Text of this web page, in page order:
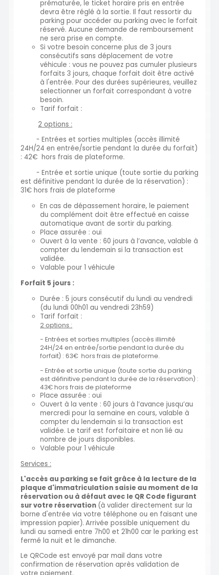
prématurée, le ticket horaire pris en entrée
devra être réglé à la sortie. Il faut ressortir du
parking pour accéder au parking avec le forfait
réservé. Aucune demande de remboursement
ne sera prise en compte.
Si votre besoin concerne plus de 3 jours
consécutifs sans déplacement de votre
véhicule : vous ne pouvez pas cumuler plusieurs
forfaits 3 jours, chaque forfait doit être activé
à l'entrée. Pour des durées supérieures, veuillez
selectionner un forfait correspondant à votre
besoin.
Tarif forfait :
2 options :
- Entrées et sorties multiples (accès illimité
24H/24 en entrée/sortie pendant la durée du forfait)
: 42€ hors frais de plateforme.
- Entrée et sortie unique (toute sortie du parking
est définitive pendant la durée de la réservation) :
31€ hors frais de plateforme
En cas de dépassement horaire, le paiement
du complément doit être effectué en caisse
automatique avant de sortir du parking.
Place assurée : oui
Ouvert à la vente : 60 jours à l’avance, valable à
compter du lendemain si la transaction est
validée.
Valable pour 1 véhicule
Forfait 5 jours :
Durée : 5 jours consécutif du lundi au vendredi
(du lundi 00h01 au vendredi 23h59)
Tarif forfait :
2 options :
- Entrées et sorties multiples (accès illimité
24H/24 en entrée/sortie pendant la durée du
forfait) : 63€ hors frais de plateforme.
- Entrée et sortie unique (toute sortie du parking
est définitive pendant la durée de la réservation) :
43€ hors frais de plateforme
Place assurée : oui
Ouvert à la vente : 60 jours à l’avance jusqu’au
mercredi pour la semaine en cours, valable à
compter du lendemain si la transaction est
validée. Le tarif est forfaitaire et non lié au
nombre de jours disponibles.
Valable pour 1 véhicule
Services :
L'accès au parking se fait grâce à la lecture de la
plaque d'immatriculation saisie au moment de la
réservation ou à défaut avec le QR Code figurant
sur votre réservation (à valider directement sur la
borne d'entrée via votre téléphone ou en faisant une
impression papier). Arrivée possible uniquement du
lundi au samedi entre 7h00 et 21h00 car le parking est
fermé la nuit et le dimanche.
Le QRCode est envoyé par mail dans votre
confirmation de réservation après validation de